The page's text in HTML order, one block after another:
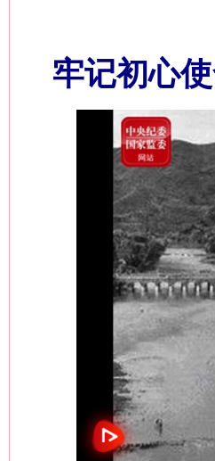
牢记初心